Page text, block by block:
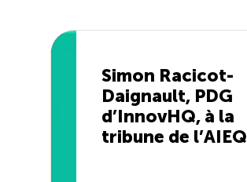
Simon Racicot-
Daignault, PDG
d’InnovHQ, à la
tribune de l’AIEQ